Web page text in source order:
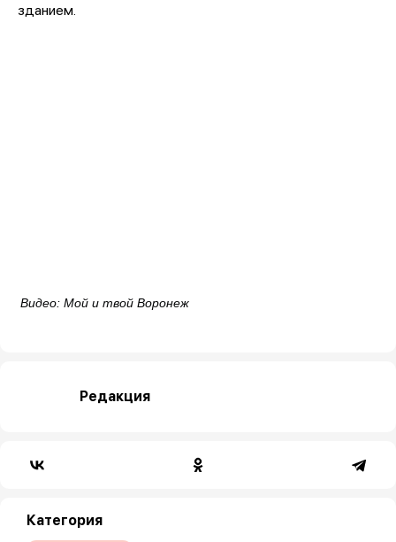
зданием.
Видео: Мой и твой Воронеж
Редакция
Категория